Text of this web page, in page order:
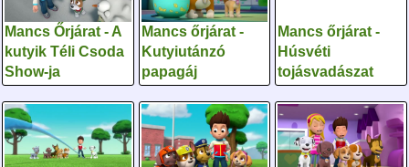
Mancs Őrjárat - A
kutyik Téli Csoda
Show-ja
Mancs őrjárat -
Kutyiutánzó
papagáj
Mancs őrjárat -
Húsvéti
tojásvadászat